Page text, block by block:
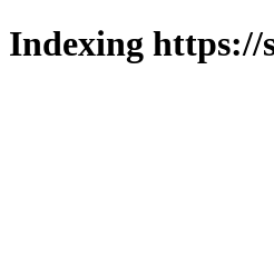
Indexing https://